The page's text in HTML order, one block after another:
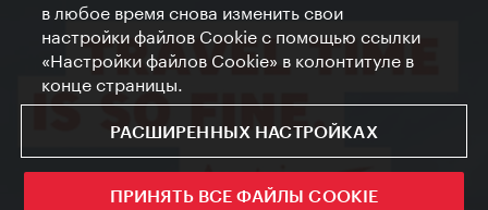
в любое время снова изменить свои
настройки файлов Cookie с помощью ссылки
«Настройки файлов Cookie» в колонтитуле в
конце страницы.
РАСШИРЕННЫХ НАСТРОЙКАХ
ПРИНЯТЬ ВСЕ ФАЙЛЫ COOKIE